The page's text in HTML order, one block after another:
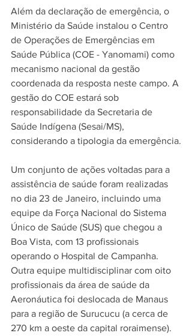
Além da declaração de emergência, o
Ministério da Saúde instalou o Centro
de Operações de Emergências em
Saúde Pública (COE - Yanomami) como
mecanismo nacional da gestão
coordenada da resposta neste campo. A
gestão do COE estará sob
responsabilidade da Secretaria de
Saúde Indígena (Sesai/MS),
considerando a tipologia da emergência.
Um conjunto de ações voltadas para a
assistência de saúde foram realizadas
no dia 23 de Janeiro, incluindo uma
equipe da Força Nacional do Sistema
Único de Saúde (SUS) que chegou a
Boa Vista, com 13 profissionais
operando o Hospital de Campanha.
Outra equipe multidisciplinar com oito
profissionais da área de saúde da
Aeronáutica foi deslocada de Manaus
para a região de Surucucu (a cerca de
270 km a oeste da capital roraimense).